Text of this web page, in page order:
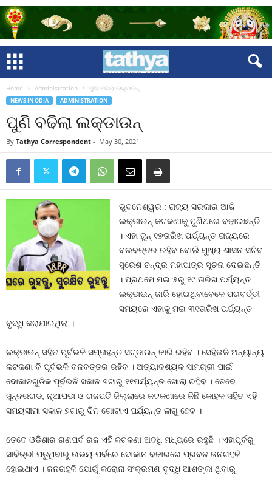
Home Administration ପୁଣି ବଢିଲା ଲକ୍‍ଡାଉନ୍‍
NEWS IN ODIA ADMINISTRATION
ପୁଣି ବଢିଲା ଲକ୍‍ଡାଉନ୍‍
By Tathya Correspondent - May 30, 2021
ଭୁବନେଶ୍ୱର : ରାଜ୍ୟ ସରକାର ଆଜି
ଲକ୍‍ଡାଉନ୍‍ କଟକଣାକୁ ପୁଣିଥରେ ବଢାଇଛନ୍ତି
। ଏହା ଜୁନ୍‍ ୧୭ତାରିଖ ପର୍ଯ୍ୟନ୍ତ ରାଜ୍ୟରେ
ବଲବତ୍ତର ରହିବ ବୋଲି ମୁଖ୍ୟ ଶାସନ ସଚିବ
ସୁରେଶ ଚନ୍ଦ୍ର ମହାପାତ୍ର ସୂଚନା ଦେଇଛନ୍ତି
। ପ୍ରଥମେ ମଇ ୫ରୁ ୧୯ ତାରିଖ ପର୍ଯ୍ୟନ୍ତ
ଲକ୍‍ଡାଉନ୍‍ ଜାରି ହୋଇଥିବାବେଳେ ପରବର୍ତ୍ତୀ
ସମୟରେ ଏହାକୁ ମଇ ୩୧ତାରିଖ ପର୍ଯ୍ୟନ୍ତ
ବୃଦ୍ଧି କରାଯାଇଥିଲା ।
ଲକ୍‍ଡାଉନ୍‍ ସହିତ ପୂର୍ବଭଳି ସପ୍ତାହନ୍ତ ସଟ୍‍ଡାଉନ୍‍ ଜାରି ରହିବ । ସେହିଭଳି ଅନ୍ୟାନ୍ୟ
କଟକଣା ବି ପୂର୍ବଭଳି ବଳବତ୍ତର ରହିବ । ଅତ୍ୟାବଶ୍ୟକ ସାମଗ୍ରୀ ପାଇଁ
ଦୋକାନଗୁଡିକ ପୂର୍ବଭଳି ସକାଳ ୭ଟାରୁ ୧୧ପର୍ଯ୍ୟନ୍ତ ଖୋଲା ରହିବ । ତେବେ
ସୁନ୍ଦରଗଡ, ନୂଆପଡା ଓ ଗଜପତି ଜିଲ୍ଲାରେ କଟକଣାରେ କିଛି କୋହଳ ସହିତ ଏହି
ସମୟସୀମା ସକାଳ ୭ଟାରୁ ଦିନ ଗୋଟାଏ ପର୍ଯ୍ୟନ୍ତ ଲାଗୁ ହେବ ।
ତେବେ ଓଡିଶାର ଗଣପର୍ବ ରଜ ଏହି କଟକଣା ଅବଧି ମଧ୍ୟରେ ରହୁଛି । ଏହାପୂର୍ବରୁ
ସାବିତ୍ରୀ ପଡୁଥିବାରୁ ଉଭୟ ପର୍ବରେ ଦୋକାନ ବଜାରରେ ପ୍ରବଳ ଜନଗହଳି
ହୋଇଥାଏ । ଜନଗହଳି ଯୋଗୁଁ କରୋନା ସଂକ୍ରମଣ ବୃଦ୍ଧି ଆଶଙ୍କା ଥିବାରୁ